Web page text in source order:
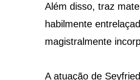
Além disso, traz
habilmente
magistralmente
A atuação de